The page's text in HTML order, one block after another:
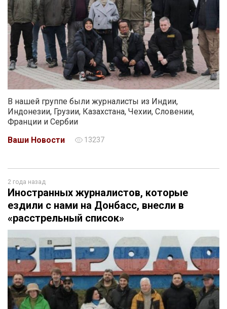
В нашей группе были журналисты из Индии,
Индонезии, Грузии, Казахстана, Чехии, Словении,
Франции и Сербии
Ваши Новости
13237
2 года назад
Иностранных журналистов, которые
ездили с нами на Донбасс, внесли в
«расстрельный список»